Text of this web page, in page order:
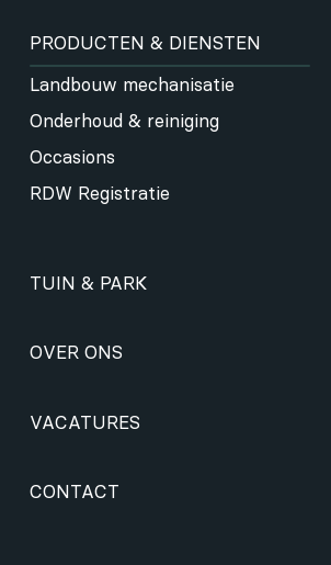
PRODUCTEN & DIENSTEN
Landbouw mechanisatie
Onderhoud & reiniging
Occasions
RDW Registratie
TUIN & PARK
OVER ONS
VACATURES
CONTACT